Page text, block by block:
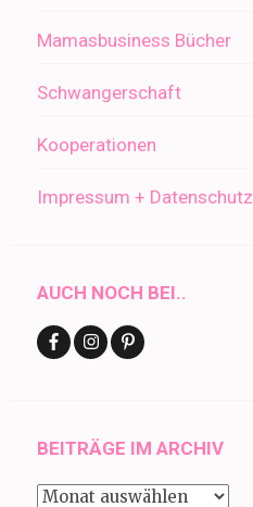
Mamasbusiness Bücher
Schwangerschaft
Kooperationen
Impressum + Datenschutz
AUCH NOCH BEI..
BEITRÄGE IM ARCHIV
Beiträge